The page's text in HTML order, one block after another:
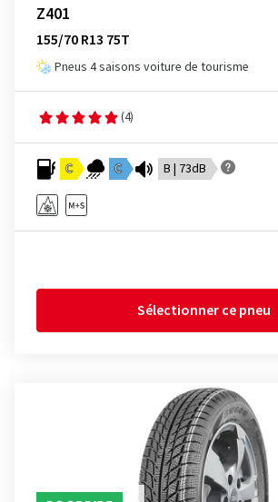
Z401
155/70 R13 75T
Pneus 4 saisons voiture de tourisme
(4)
C C B | 73dB
Sélectionner ce pneu